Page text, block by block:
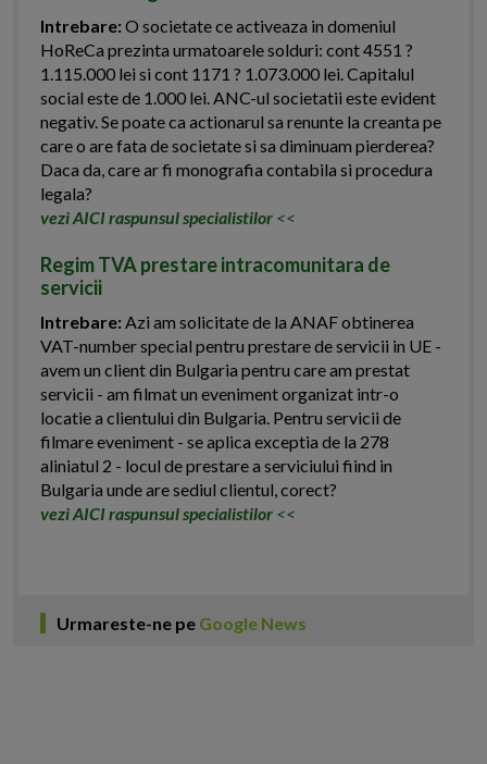
Intrebare:O societate ce activeaza in domeniul
HoReCa prezinta urmatoarele solduri: cont 4551 ?
1.115.000 lei si cont 1171 ? 1.073.000 lei. Capitalul
social este de 1.000 lei. ANC-ul societatii este evident
negativ. Se poate ca actionarul sa renunte la creanta pe
care o are fata de societate si sa diminuam pierderea?
Daca da, care ar fi monografia contabila si procedura
legala?
vezi AICI raspunsul specialistilor <<
Regim TVA prestare intracomunitara de
servicii
Intrebare:Azi am solicitate de la ANAF obtinerea
VAT-number special pentru prestare de servicii in UE -
avem un client din Bulgaria pentru care am prestat
servicii - am filmat un eveniment organizat intr-o
locatie a clientului din Bulgaria. Pentru servicii de
filmare eveniment - se aplica exceptia de la 278
aliniatul 2 - locul de prestare a serviciului fiind in
Bulgaria unde are sediul clientul, corect?
vezi AICI raspunsul specialistilor <<
Urmareste-ne pe Google News